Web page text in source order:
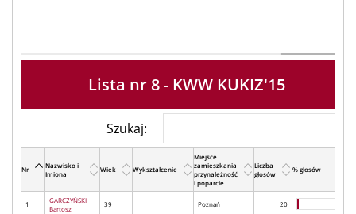
Lista nr 8 - KWW KUKIZ'15
Szukaj:
Nr
Nazwisko i
Imiona
Wiek Wykształcenie
Miejsce
zamieszkania
przynależność
i poparcie
Liczba
głosów
% głosów
1
GARCZYŃSKI
Bartosz
39 Poznań 20